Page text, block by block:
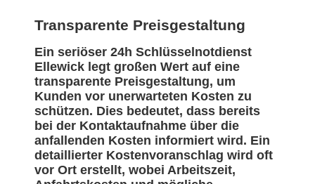
Transparente Preisgestaltung
Ein seriöser 24h Schlüsselnotdienst
Ellewick legt großen Wert auf eine
transparente Preisgestaltung, um
Kunden vor unerwarteten Kosten zu
schützen. Dies bedeutet, dass bereits
bei der Kontaktaufnahme über die
anfallenden Kosten informiert wird. Ein
detaillierter Kostenvoranschlag wird oft
vor Ort erstellt, wobei Arbeitszeit,